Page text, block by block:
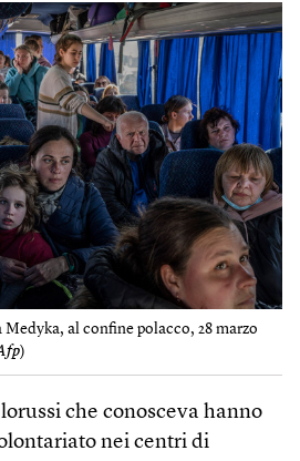
al confine polacco, 28 marzo
)
che conosceva hanno
nei centri di